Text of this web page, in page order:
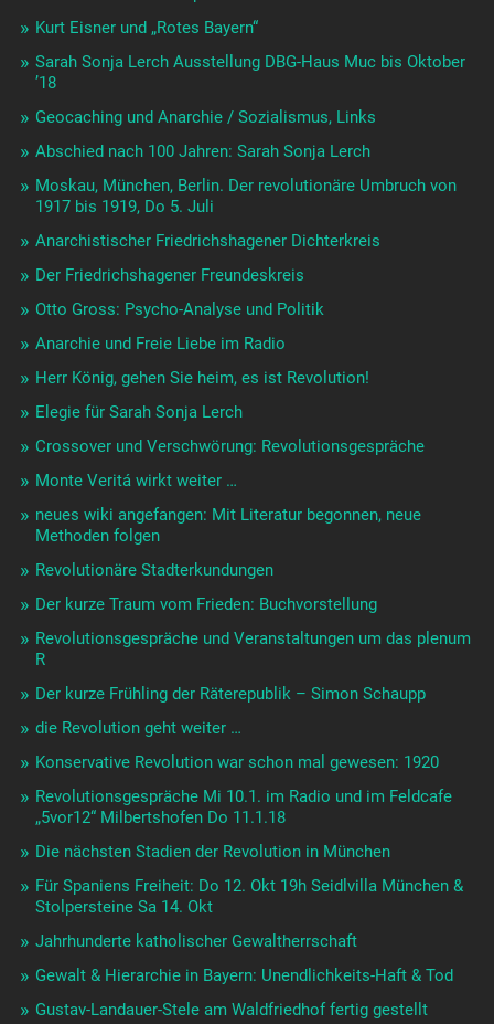
Kurt Eisner und „Rotes Bayern“
Sarah Sonja Lerch Ausstellung DBG-Haus Muc bis Oktober
’18
Geocaching und Anarchie / Sozialismus, Links
Abschied nach 100 Jahren: Sarah Sonja Lerch
Moskau, München, Berlin. Der revolutionäre Umbruch von
1917 bis 1919, Do 5. Juli
Anarchistischer Friedrichshagener Dichterkreis
Der Friedrichshagener Freundeskreis
Otto Gross: Psycho-Analyse und Politik
Anarchie und Freie Liebe im Radio
Herr König, gehen Sie heim, es ist Revolution!
Elegie für Sarah Sonja Lerch
Crossover und Verschwörung: Revolutionsgespräche
Monte Veritá wirkt weiter …
neues wiki angefangen: Mit Literatur begonnen, neue
Methoden folgen
Revolutionäre Stadterkundungen
Der kurze Traum vom Frieden: Buchvorstellung
Revolutionsgespräche und Veranstaltungen um das plenum
R
Der kurze Frühling der Räterepublik – Simon Schaupp
die Revolution geht weiter …
Konservative Revolution war schon mal gewesen: 1920
Revolutionsgespräche Mi 10.1. im Radio und im Feldcafe
„5vor12“ Milbertshofen Do 11.1.18
Die nächsten Stadien der Revolution in München
Für Spaniens Freiheit: Do 12. Okt 19h Seidlvilla München &
Stolpersteine Sa 14. Okt
Jahrhunderte katholischer Gewaltherrschaft
Gewalt & Hierarchie in Bayern: Unendlichkeits-Haft & Tod
Gustav-Landauer-Stele am Waldfriedhof fertig gestellt